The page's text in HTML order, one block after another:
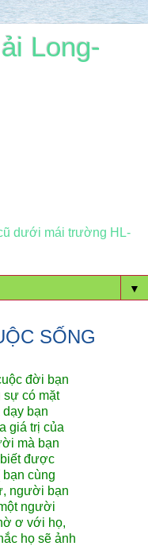
Long-
dưới mái trường HL-
▼
SỐNG
đời bạn
sự có mặt
bạn
giá trị của
mà bạn
được
cùng
người bạn
người
ơ với họ,
họ sẽ ảnh